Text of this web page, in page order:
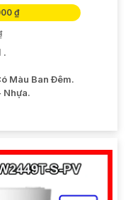
₫
.
Màu Ban Ðêm.
Nhựa.